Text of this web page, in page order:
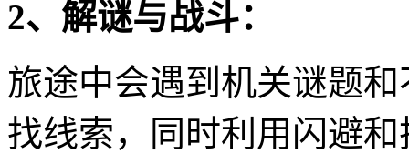
2、解谜与战斗：
旅途中会遇到机关谜题
找线索，同时利用闪避